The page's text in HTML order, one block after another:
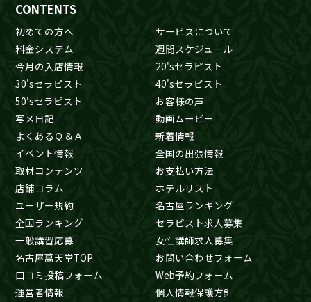
CONTENTS
初めての方へ
サービスについて
料金システム
週間スケジュール
今月の入店情報
20'sセラピスト
30'sセラピスト
40'sセラピスト
50'sセラピスト
お客様の声
写メ日記
動画ムービー
よくあるＱ＆Ａ
新着情報
イベント情報
全国の出張情報
取材コンテンツ
お支払い方法
店舗コラム
ホテルリスト
ユーザー規約
名古屋ランキング
全国ランキング
セラピスト求人募集
一般講習応募
女性講師求人募集
名古屋萬天堂TOP
お問い合わせフォーム
口コミ投稿フォーム
Web予約フォーム
運営者情報
個人情報保護方針